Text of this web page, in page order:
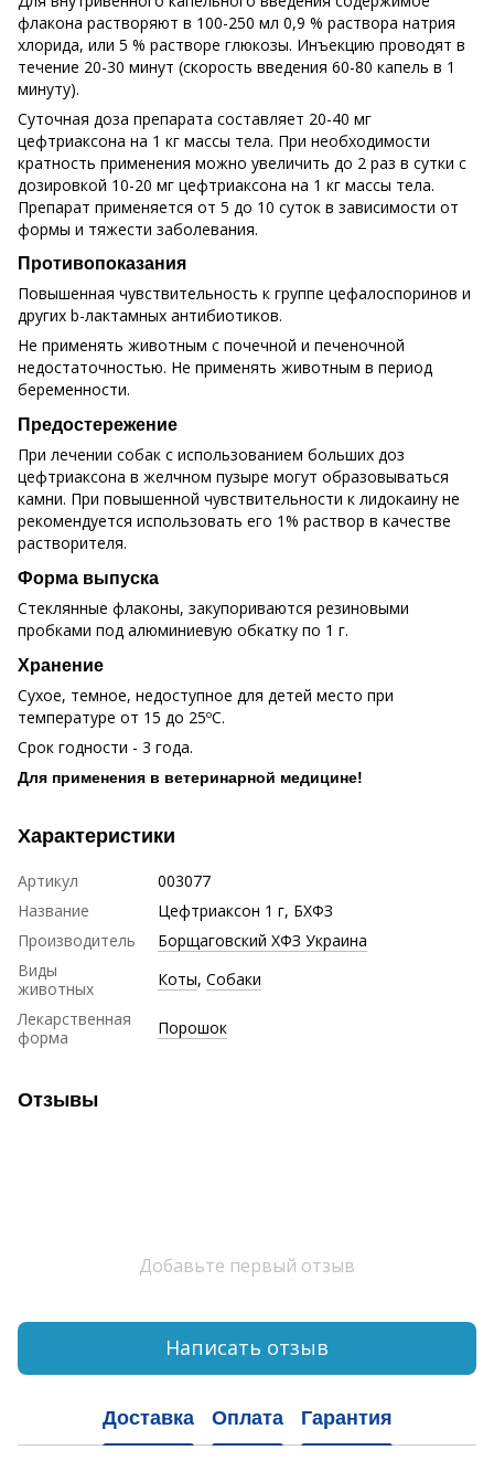
флакона растворяют в 100-250 мл 0,9 % раствора натрия
хлорида, или 5 % растворе глюкозы. Инъекцию проводят в
течение 20-30 минут (скорость введения 60-80 капель в 1
минуту).
Суточная доза препарата составляет 20-40 мг
цефтриаксона на 1 кг массы тела. При необходимости
кратность применения можно увеличить до 2 раз в сутки с
дозировкой 10-20 мг цефтриаксона на 1 кг массы тела.
Препарат применяется от 5 до 10 суток в зависимости от
формы и тяжести заболевания.
Противопоказания
Повышенная чувствительность к группе цефалоспоринов и
других b-лактамных антибиотиков.
Не применять животным с почечной и печеночной
недостаточностью. Не применять животным в период
беременности.
Предостережение
При лечении собак с использованием больших доз
цефтриаксона в желчном пузыре могут образовываться
камни. При повышенной чувствительности к лидокаину не
рекомендуется использовать его 1% раствор в качестве
растворителя.
Форма выпуска
Стеклянные флаконы, закупориваются резиновыми
пробками под алюминиевую обкатку по 1 г.
Хранение
Сухое, темное, недоступное для детей место при
температуре от 15 до 25ºC.
Срок годности - 3 года.
Для применения в ветеринарной медицине!
Характеристики
Артикул
003077
Название
Цефтриаксон 1 г, БХФЗ
Производитель
Борщаговский ХФЗ Украина
Виды
животных
Коты, Собаки
Лекарственная
форма
Порошок
Отзывы
Добавьте первый отзыв
Написать отзыв
Доставка Оплата Гарантия